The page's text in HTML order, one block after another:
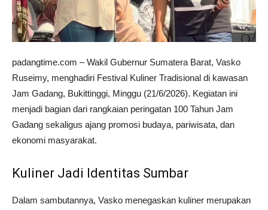
padangtime.com – Wakil Gubernur Sumatera Barat, Vasko
Ruseimy, menghadiri Festival Kuliner Tradisional di kawasan
Jam Gadang, Bukittinggi, Minggu (21/6/2026). Kegiatan ini
menjadi bagian dari rangkaian peringatan 100 Tahun Jam
Gadang sekaligus ajang promosi budaya, pariwisata, dan
ekonomi masyarakat.
Kuliner Jadi Identitas Sumbar
Dalam sambutannya, Vasko menegaskan kuliner merupakan